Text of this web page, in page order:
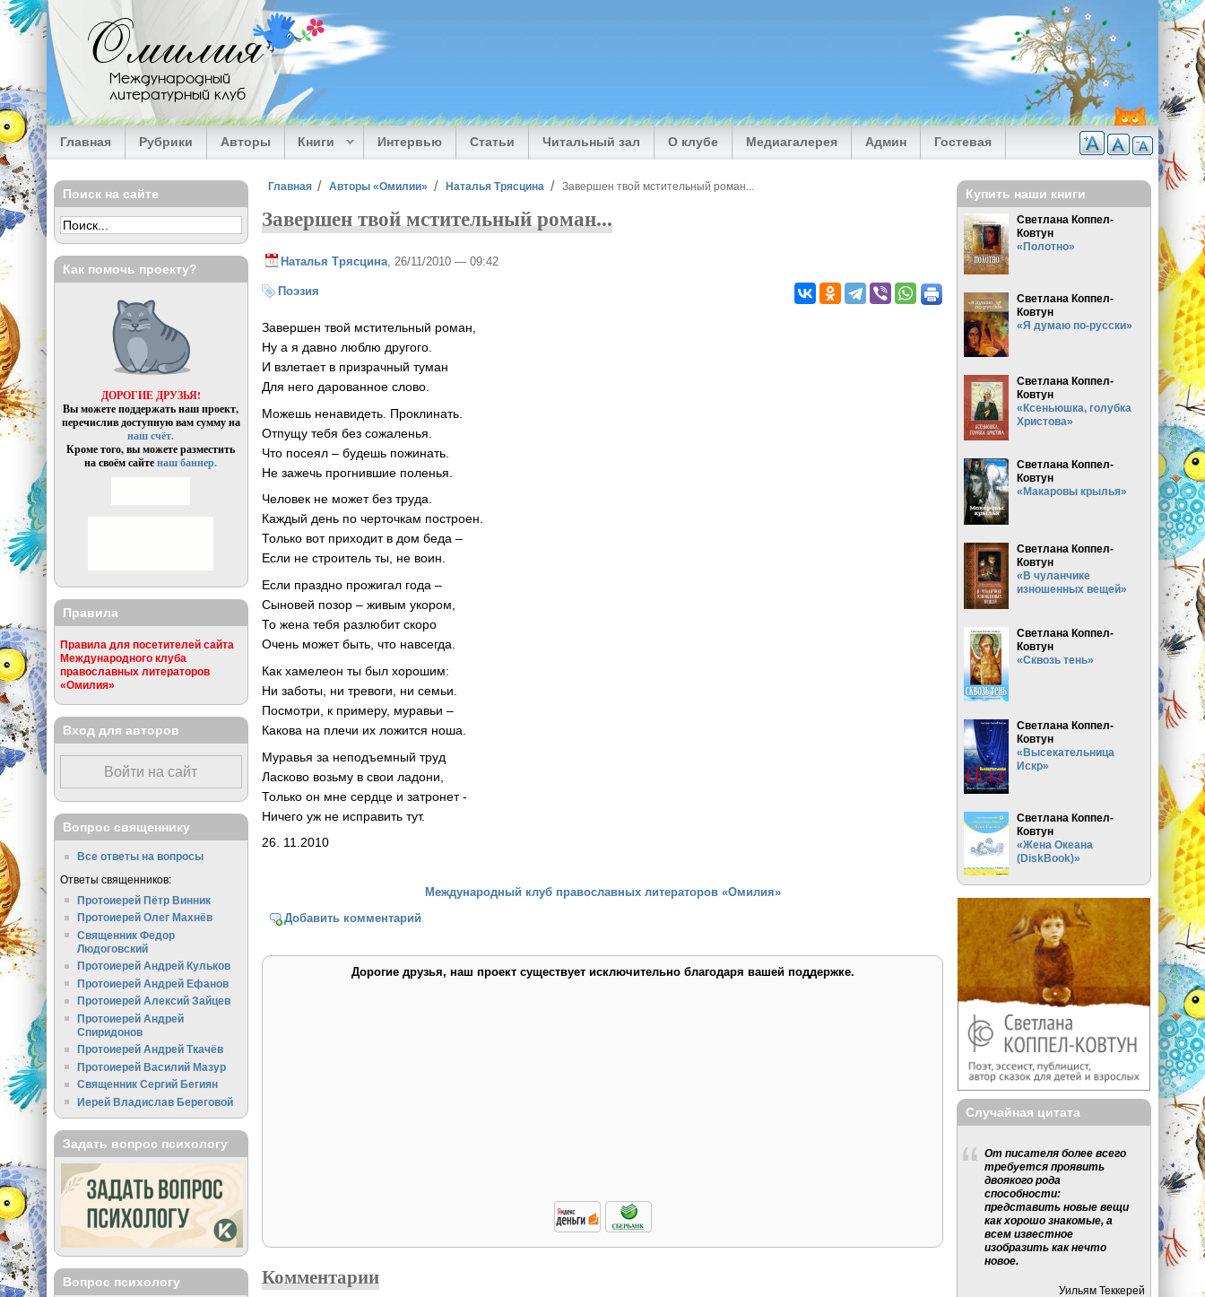
Перейти к основному содержанию
Омилия
Международный
литературный клуб
Главная Рубрики Авторы Книги Интервью Статьи Читальный зал О клубе Медиагалерея Админ Гостевая
Вы здесь
Главная Авторы «Омилии» Наталья Трясцина Завершен твой мстительный роман...
Завершен твой мстительный роман...
Наталья Трясцина , 26/11/2010 — 09:42
Поэзия
Завершен твой мстительный роман,
Ну а я давно люблю другого.
И взлетает в призрачный туман
Для него дарованное слово.
Можешь ненавидеть. Проклинать.
Отпущу тебя без сожаленья.
Что посеял – будешь пожинать.
Не зажечь прогнившие поленья.
Человек не может без труда.
Каждый день по черточкам построен.
Только вот приходит в дом беда –
Если не строитель ты, не воин.
Если праздно прожигал года –
Сыновей позор – живым укором,
То жена тебя разлюбит скоро
Очень может быть, что навсегда.
Как хамелеон ты был хорошим:
Ни заботы, ни тревоги, ни семьи.
Посмотри, к примеру, муравьи –
Какова на плечи их ложится ноша.
Муравья за неподъемный труд
Ласково возьму в свои ладони,
Только он мне сердце и затронет -
Ничего уж не исправить тут.
26. 11.2010
Международный клуб православных литераторов «Омилия»
Добавить комментарий
Дорогие друзья, наш проект существует исключительно благодаря вашей поддержке.
Комментарии
Поиск на сайте
Как помочь проекту?
ДОРОГИЕ ДРУЗЬЯ!
Вы можете поддержать наш проект,
перечислив доступную вам сумму на
наш счёт.
Кроме того, вы можете разместить
на своём сайтенаш баннер.
Правила
Правила для посетителей сайта
Международного клуба
православных литераторов
«Омилия»
Вход для авторов
Войти на сайт
Вопрос священнику
Все ответы на вопросы
Ответы священников:
Протоиерей Пётр Винник
Протоиерей Олег Махнёв
Священник Федор
Людоговский
Протоиерей Андрей Кульков
Протоиерей Андрей Ефанов
Протоиерей Алексий Зайцев
Протоиерей Андрей
Спиридонов
Протоиерей Андрей Ткачёв
Протоиерей Василий Мазур
Священник Сергий Бегиян
Иерей Владислав Береговой
Задать вопрос психологу
Вопрос психологу
Купить наши книги
Светлана Коппел-
Ковтун
«Полотно»
Светлана Коппел-
Ковтун
«Я думаю по-русски»
Светлана Коппел-
Ковтун
«Ксеньюшка, голубка
Христова»
Светлана Коппел-
Ковтун
«Макаровы крылья»
Светлана Коппел-
Ковтун
«В чуланчике
изношенных вещей»
Светлана Коппел-
Ковтун
«Сквозь тень»
Светлана Коппел-
Ковтун
«Высекательница
Искр»
Светлана Коппел-
Ковтун
«Жена Океана
(DiskBook)»
Случайная цитата
От писателя более всего
требуется проявить
двоякого рода
способности:
представить новые вещи
как хорошо знакомые, а
всем известное
изобразить как нечто
новое.
Уильям Теккерей